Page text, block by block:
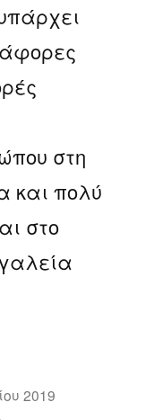
στη
και πολύ
στο
2019